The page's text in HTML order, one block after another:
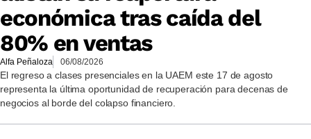
económica tras caída del
80% en ventas
Alfa Peñaloza 06/08/2026
El regreso a clases presenciales en la UAEM este 17 de agosto
representa la última oportunidad de recuperación para decenas de
negocios al borde del colapso financiero.